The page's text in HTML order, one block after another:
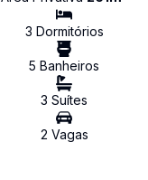
3 Dormitórios
5 Banheiros
3 Suítes
2 Vagas